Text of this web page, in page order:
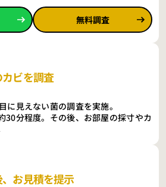
無料調査
ビを調査
に見えない菌の調査を実施。
30分程度。その後、お部屋の採寸やカ
お見積を提示